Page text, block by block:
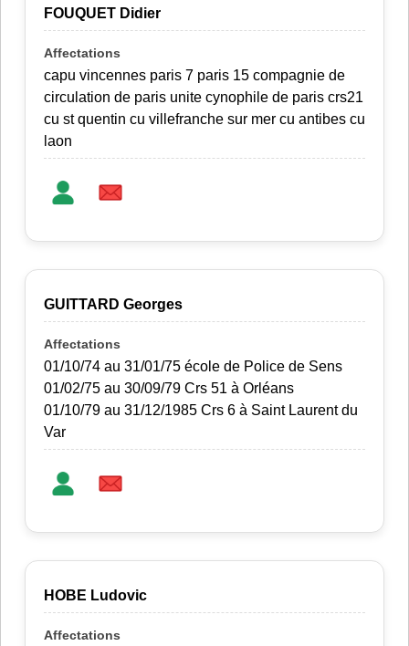
FOUQUET Didier
capu vincennes paris 7 paris 15 compagnie de
circulation de paris unite cynophile de paris crs21
cu st quentin cu villefranche sur mer cu antibes cu
laon
GUITTARD Georges
01/10/74 au 31/01/75 école de Police de Sens
01/02/75 au 30/09/79 Crs 51 à Orléans
01/10/79 au 31/12/1985 Crs 6 à Saint Laurent du
Var
HOBE Ludovic